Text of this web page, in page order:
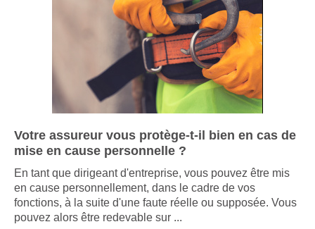
Votre assureur vous protège-t-il bien en cas de
mise en cause personnelle ?
En tant que dirigeant d'entreprise, vous pouvez être mis
en cause personnellement, dans le cadre de vos
fonctions, à la suite d'une faute réelle ou supposée. Vous
pouvez alors être redevable sur ...